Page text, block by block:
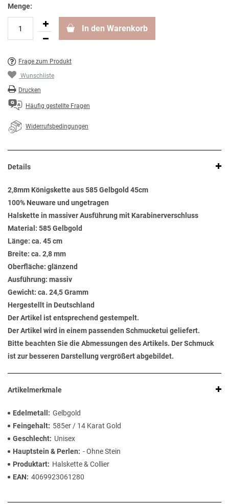
Menge:
In den Warenkorb
Frage zum Produkt
Wunschliste
Drucken
Häufig gestellte Fragen
Widerrufsbedingungen
Details
2,8mm Königskette aus 585 Gelbgold 45cm
100% Neuware und ungetragen
Halskette in massiver Ausführung mit Karabinerverschluss
Material: 585 Gelbgold
Länge: ca. 45 cm
Breite: ca. 2,8 mm
Oberfläche: glänzend
Ausführung: massiv
Gewicht: ca. 24,5 Gramm
Hergestellt in Deutschland
Der Artikel ist entsprechend gestempelt.
Der Artikel wird in einem passenden Schmucketui geliefert.
Bitte beachten Sie die Abmessungen des Artikels. Der Schmuck
ist zur besseren Darstellung vergrößert abgebildet.
Artikelmerkmale
Edelmetall
Gelbgold
Feingehalt
585er / 14 Karat Gold
Geschlecht
Unisex
Hauptstein & Perlen
- Ohne Stein
Produktart
Halskette & Collier
EAN
4069923061280